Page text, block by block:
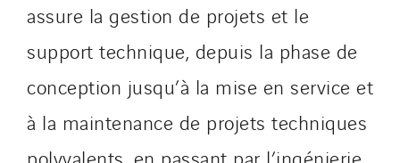
assure la gestion de projets et le
support technique, depuis la phase de
conception jusqu’à la mise en service et
à la maintenance de projets techniques
polyvalents, en passant par l’ingénierie